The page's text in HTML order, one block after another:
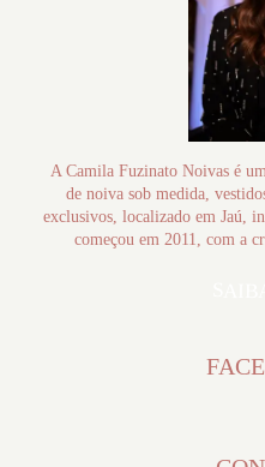
A Camila Fuzinato Noivas é
de noiva sob medida,
exclusivos, localizado em Jaú,
começou em 2011, com a